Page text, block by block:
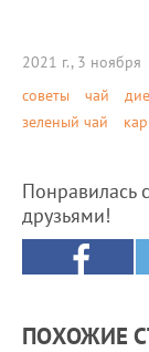
2021 г., 3 ноября
советы
чай
зеленый чай
Понравилась
друзьями!
ПОХОЖИЕ